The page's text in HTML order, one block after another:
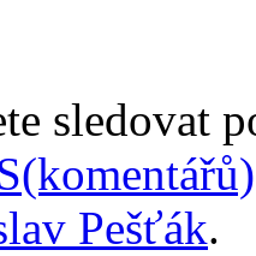
sledovat
Pešťák.